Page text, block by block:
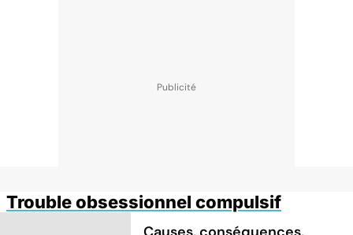
Trouble obsessionnel compulsif